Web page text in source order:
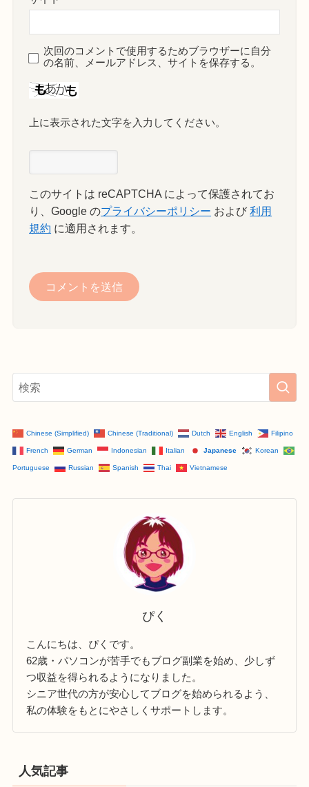
次回のコメントで使用するためブラウザーに自分
の名前、メールアドレス、サイトを保存する。
上に表示された文字を入力してください。
このサイトは reCAPTCHA によって保護されてお
り、Google のプライバシーポリシー および利用
規約 に適用されます。
Chinese (Simplified) Chinese (Traditional) Dutch English Filipino
French German Indonesian Italian Japanese Korean
Portuguese Russian Spanish Thai Vietnamese
ぴく
こんにちは、ぴくです。
62歳・パソコンが苦手でもブログ副業を始め、少しず
つ収益を得られるようになりました。
シニア世代の方が安心してブログを始められるよう、
私の体験をもとにやさしくサポートします。
人気記事